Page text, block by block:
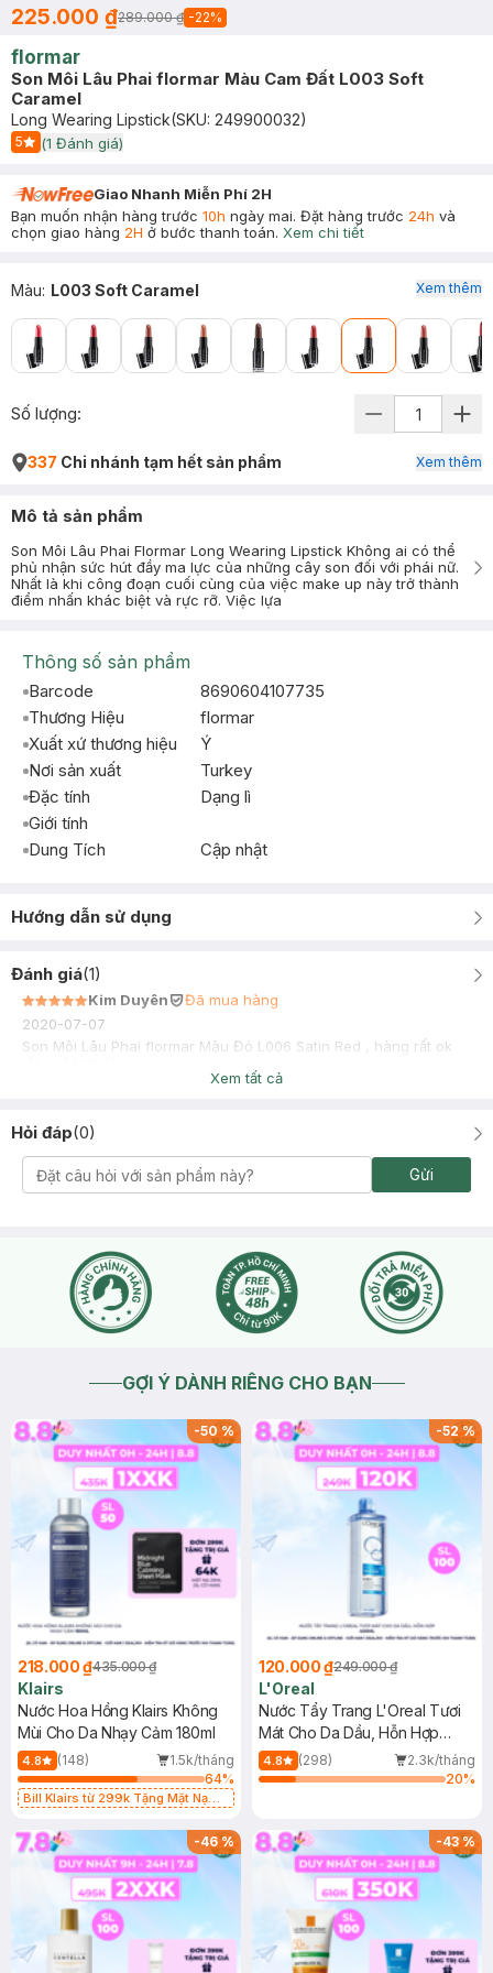
225.000 ₫289.000 ₫ -22%
flormar
Son Môi Lâu Phai flormar Màu Cam Đất L003 Soft
Caramel
Long Wearing Lipstick(SKU: 249900032)
5
Start Icon
(1 Đánh giá)
Giao Nhanh Miễn Phí 2H
Bạn muốn nhận hàng trước 10h ngày mai. Đặt hàng trước 24h và
chọn giao hàng 2H ở bước thanh toán. Xem chi tiết
Màu: L003 Soft Caramel Xem thêm
Số lượng:
337 Chi nhánh tạm hết sản phẩm Xem thêm
Mô tả sản phẩm
Son Môi Lâu Phai Flormar Long Wearing Lipstick Không ai có thể
phủ nhận sức hút đầy ma lực của những cây son đối với phái nữ.
Nhất là khi công đoạn cuối cùng của việc make up này trở thành
điểm nhấn khác biệt và rực rỡ. Việc lựa
Thông số sản phẩm
Barcode
8690604107735
Thương Hiệu
flormar
Xuất xứ thương hiệu
Ý
Nơi sản xuất
Turkey
Đặc tính
Dạng lì
Giới tính
Dung Tích
Cập nhật
Hướng dẫn sử dụng
Đánh giá(1)
Kim Duyên
Đã mua hàng
2020-07-07
Son Môi Lâu Phai flormar Màu Đỏ L006 Satin Red , hàng rất ok
Xem tất cả
Hỏi đáp(0)
Gửi
GỢI Ý DÀNH RIÊNG CHO BẠN
-50%
218.000 ₫435.000 ₫
Klairs
Nước Hoa Hồng Klairs Không
Mùi Cho Da Nhạy Cảm 180ml
4.8 (148)
1.5k/tháng
64%
Bill Klairs từ 299k Tặng Mặt Nạ
25ml (SL Có Hạn)
-52%
120.000 ₫249.000 ₫
L'Oreal
Nước Tẩy Trang L'Oreal Tươi
Mát Cho Da Dầu, Hỗn Hợp
400ml
4.8 (298)
2.3k/tháng
20%
-46% -43%